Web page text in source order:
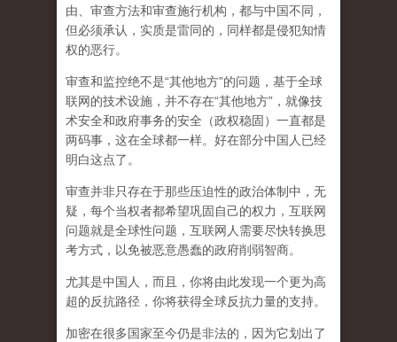
由、审查方法和审查施行机构，都与中国不同，
但必须承认， 实质是雷同的，同样都是侵犯知情
权的恶行。
审查和监控绝不是“其他地方”的问题，基于全球
联网的技术设施，并不存在“其他地方”，就像技
术安全和政府事务的安全（政权稳固）一直都是
两码事，这在全球都一样。好在部分中国人已经
明白这点了。
审查并非只存在于那些压迫性的政治体制中，无
疑，每个当权者都希望巩固自己的权力，互联网
问题就是全球性问题，互联网人需要尽快转换思
考方式，以免被恶意愚蠢的政府削弱智商。
尤其是中国人，而且，你将由此发现一个更为高
超的反抗路径，你将获得全球反抗力量的支持。
加密在很多国家至今仍是非法的，因为它划出了